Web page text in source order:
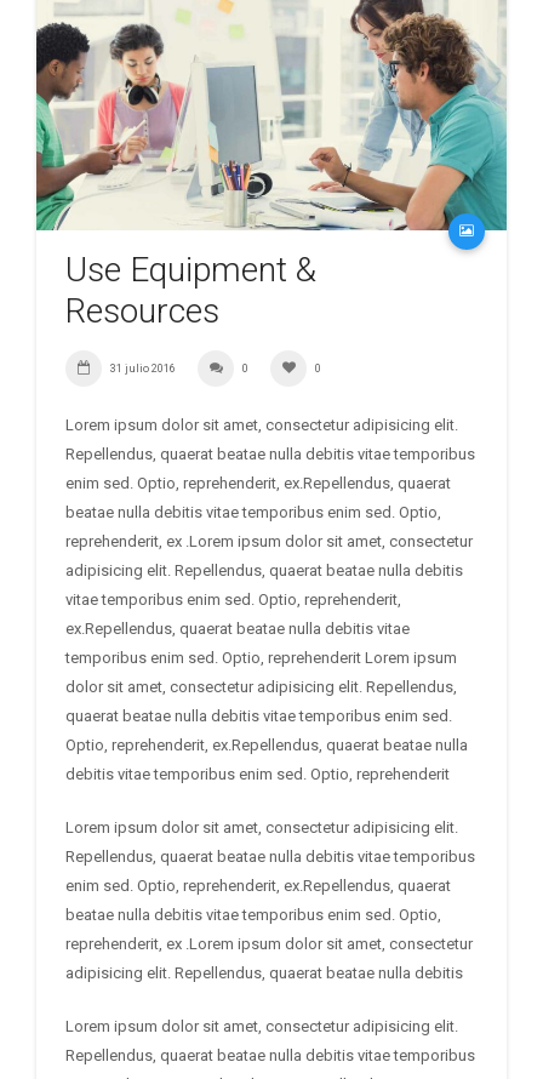
Use Equipment &
Resources
31 julio 2016 0 0
Lorem ipsum dolor sit amet, consectetur adipisicing elit.
Repellendus, quaerat beatae nulla debitis vitae temporibus
enim sed. Optio, reprehenderit, ex.Repellendus, quaerat
beatae nulla debitis vitae temporibus enim sed. Optio,
reprehenderit, ex .Lorem ipsum dolor sit amet, consectetur
adipisicing elit. Repellendus, quaerat beatae nulla debitis
vitae temporibus enim sed. Optio, reprehenderit,
ex.Repellendus, quaerat beatae nulla debitis vitae
temporibus enim sed. Optio, reprehenderit Lorem ipsum
dolor sit amet, consectetur adipisicing elit. Repellendus,
quaerat beatae nulla debitis vitae temporibus enim sed.
Optio, reprehenderit, ex.Repellendus, quaerat beatae nulla
debitis vitae temporibus enim sed. Optio, reprehenderit
Lorem ipsum dolor sit amet, consectetur adipisicing elit.
Repellendus, quaerat beatae nulla debitis vitae temporibus
enim sed. Optio, reprehenderit, ex.Repellendus, quaerat
beatae nulla debitis vitae temporibus enim sed. Optio,
reprehenderit, ex .Lorem ipsum dolor sit amet, consectetur
adipisicing elit. Repellendus, quaerat beatae nulla debitis
Lorem ipsum dolor sit amet, consectetur adipisicing elit.
Repellendus, quaerat beatae nulla debitis vitae temporibus